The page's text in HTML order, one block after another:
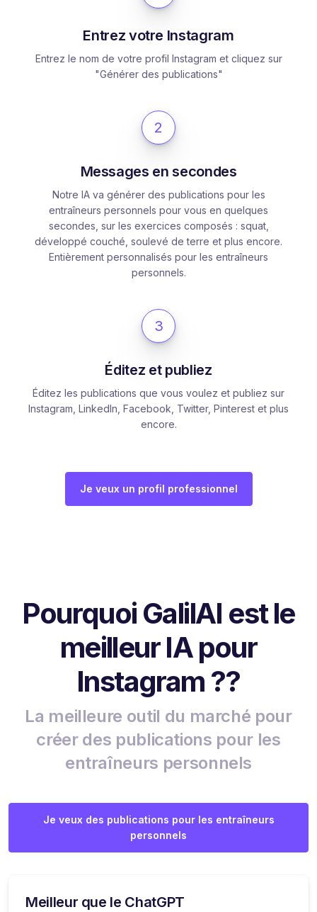
Entrez votre Instagram
Entrez le nom de votre profil Instagram et cliquez sur
"Générer des publications"
2
Messages en secondes
Notre IA va générer des publications pour les
entraîneurs personnels pour vous en quelques
secondes, sur les exercices composés : squat,
développé couché, soulevé de terre et plus encore.
Entièrement personnalisés pour les entraîneurs
personnels.
3
Éditez et publiez
Éditez les publications que vous voulez et publiez sur
Instagram, LinkedIn, Facebook, Twitter, Pinterest et plus
encore.
Je veux un profil professionnel
Pourquoi GalilAI est le
meilleur IA pour
Instagram ??
La meilleure outil du marché pour
créer des publications pour les
entraîneurs personnels
Je veux des publications pour les entraîneurs
personnels
Meilleur que le ChatGPT